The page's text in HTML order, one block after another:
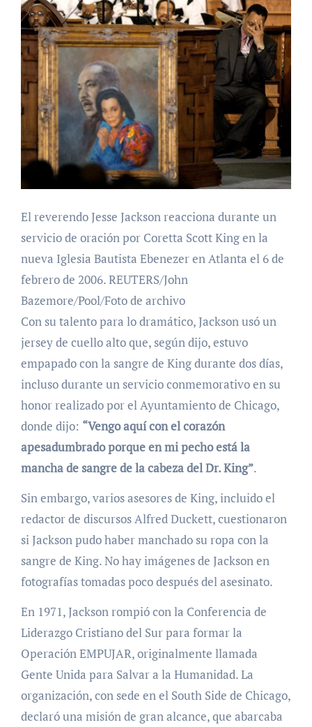
El reverendo Jesse Jackson reacciona durante un
servicio de oración por Coretta Scott King en la
nueva Iglesia Bautista Ebenezer en Atlanta el 6 de
febrero de 2006. REUTERS/John
Bazemore/Pool/Foto de archivo
Con su talento para lo dramático, Jackson usó un
jersey de cuello alto que, según dijo, estuvo
empapado con la sangre de King durante dos días,
incluso durante un servicio conmemorativo en su
honor realizado por el Ayuntamiento de Chicago,
donde dijo: “Vengo aquí con el corazón
apesadumbrado porque en mi pecho está la
mancha de sangre de la cabeza del Dr. King”.
Sin embargo, varios asesores de King, incluido el
redactor de discursos Alfred Duckett, cuestionaron
si Jackson pudo haber manchado su ropa con la
sangre de King. No hay imágenes de Jackson en
fotografías tomadas poco después del asesinato.
En 1971, Jackson rompió con la Conferencia de
Liderazgo Cristiano del Sur para formar la
Operación EMPUJAR, originalmente llamada
Gente Unida para Salvar a la Humanidad. La
organización, con sede en el South Side de Chicago,
declaró una misión de gran alcance, que abarcaba